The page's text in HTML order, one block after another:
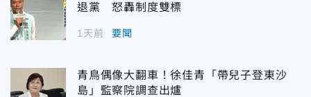
退黨 怒轟制度雙標
1天前 要聞
青鳥偶像大翻車！徐佳青「帶兒子登東沙
島」監察院調查出爐